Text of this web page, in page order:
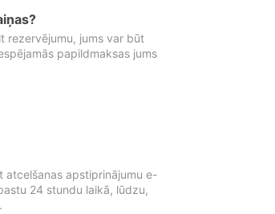
rezervējumu, jums var būt
papildmaksas jums
atcelšanas apstiprinājumu e-
24 stundu laikā, lūdzu,